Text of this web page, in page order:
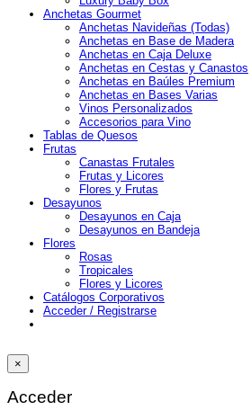
Anchetas Gourmet
Anchetas Navideñas (Todas)
Anchetas en Base de Madera
Anchetas en Caja Deluxe
Anchetas en Cestas y Canastos
Anchetas en Baúles Premium
Anchetas en Bases Varias
Vinos Personalizados
Accesorios para Vino
Tablas de Quesos
Frutas
Canastas Frutales
Frutas y Licores
Flores y Frutas
Desayunos
Desayunos en Caja
Desayunos en Bandeja
Flores
Rosas
Tropicales
Flores y Licores
Catálogos Corporativos
Acceder / Registrarse
×
Acceder